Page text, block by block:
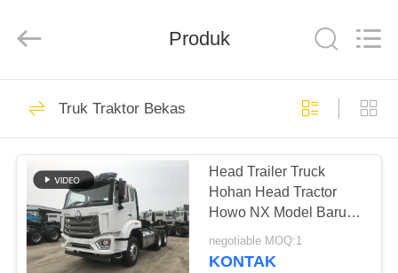
RUMAH
PRODUK
TENTANG
KAMI
LTD..
Bus Coaster Bekas
160
Produk
Truk Traktor Bekas
Head Trailer Truck
Hohan Head Tractor
Howo NX Model Baru
2025 Tahun 10 Ban
Mengemudi Kanan
negotiable MOQ:1
KONTAK